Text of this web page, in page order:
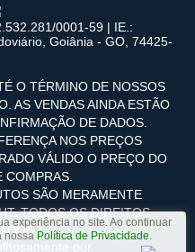
experiência no site. Ao continuar
nossa Política de Privacidade.
0001-59 | IE.:
Goiânia - GO, 74425-
O TÉRMINO DE NOSSOS
AS VENDAS AINDA ESTÃO
DE DADOS.
NOS PREÇOS
VÁLIDO O PREÇO DO
COMPRAS.
SÃO MERAMENTE
TODOS OS DIREITOS